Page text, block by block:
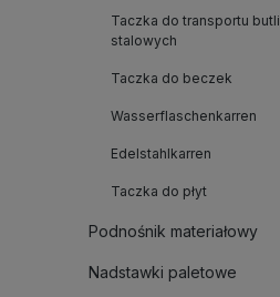
Taczka do transportu butli
stalowych
Taczka do beczek
Wasserflaschenkarren
Edelstahlkarren
Taczka do płyt
Podnośnik materiałowy
Nadstawki paletowe